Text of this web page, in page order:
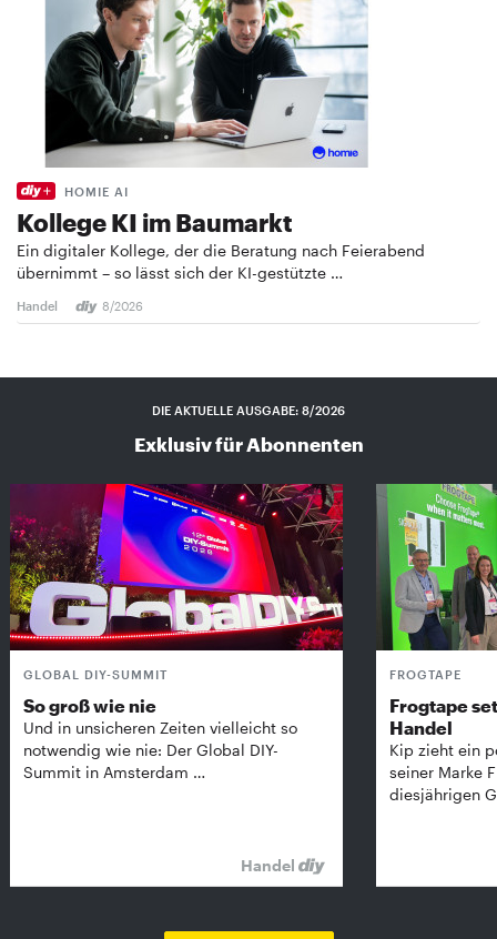
HOMIE AI
Kollege KI im Baumarkt
Ein digitaler Kollege, der die Beratung nach Feierabend
übernimmt – so lässt sich der KI-gestützte …
Handel 8/2026
DIE AKTUELLE AUSGABE: 8/2026
Exklusiv für Abonnenten
GLOBAL DIY-SUMMIT
So groß wie nie
Und in unsicheren Zeiten vielleicht so
notwendig wie nie: Der Global DIY-
Summit in Amsterdam …
Handel
FROGTAPE
Frogtape
Handel
Kip zieht ein
seiner Marke
diesjährigen